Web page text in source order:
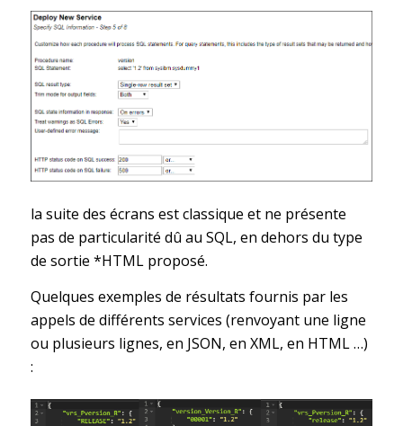
la suite des écrans est classique et ne présente
pas de particularité dû au SQL, en dehors du type
de sortie *HTML proposé.
Quelques exemples de résultats fournis par les
appels de différents services (renvoyant une ligne
ou plusieurs lignes, en JSON, en XML, en HTML …)
: